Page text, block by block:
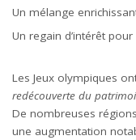
Un mélange
Un regain d’intérêt
Les Jeux olympiques
redécouverte du
De nombreuses
une augmentation